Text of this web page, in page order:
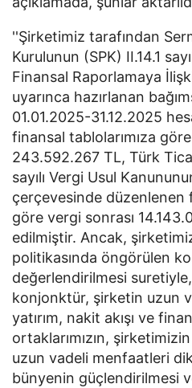
''Şirketimiz tarafından
Kurulunun (SPK) II.14.1
Finansal Raporlamaya
uyarınca hazırlanan
01.01.2025-31.12.2025
finansal tablolarımıza
243.592.267 TL, Türk
sayılı Vergi Usul
çerçevesinde düzenlenen
göre vergi sonrası
edilmiştir. Ancak,
politikasında öngörülen
değerlendirilmesi
konjonktür, şirketin uzun
yatırım, nakit akışı ve
ortaklarımızın, şirketimizin
uzun vadeli menfaatleri
bünyenin güçlendirilmesi